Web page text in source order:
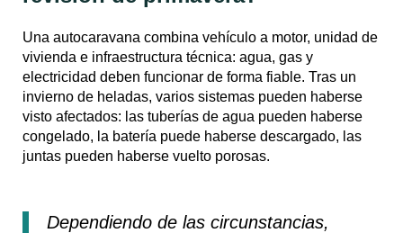
Una autocaravana combina vehículo a motor, unidad de
vivienda e infraestructura técnica: agua, gas y
electricidad deben funcionar de forma fiable. Tras un
invierno de heladas, varios sistemas pueden haberse
visto afectados: las tuberías de agua pueden haberse
congelado, la batería puede haberse descargado, las
juntas pueden haberse vuelto porosas.
Dependiendo de las circunstancias,